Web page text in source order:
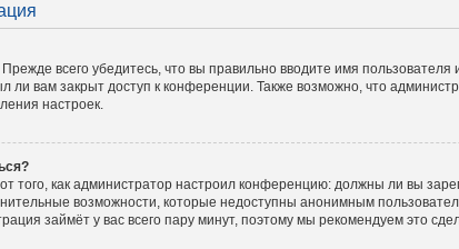
всего убедитесь, что вы правильно вводите имя
ли вам закрыт доступ к конференции. Также возможно, что
настроек.
того, как администратор настроил конференцию: должны ли вы
возможности, которые недоступны анонимным
займёт у вас всего пару минут, поэтому мы рекомендуем это